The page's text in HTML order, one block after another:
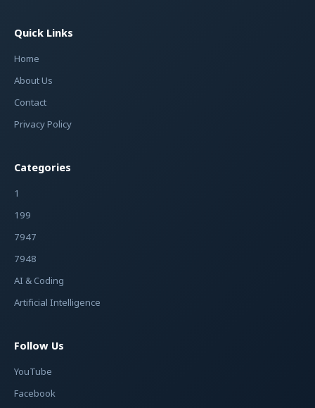
Quick Links
Home
About Us
Contact
Privacy Policy
Categories
1
199
7947
7948
AI & Coding
Artificial Intelligence
Follow Us
YouTube
Facebook